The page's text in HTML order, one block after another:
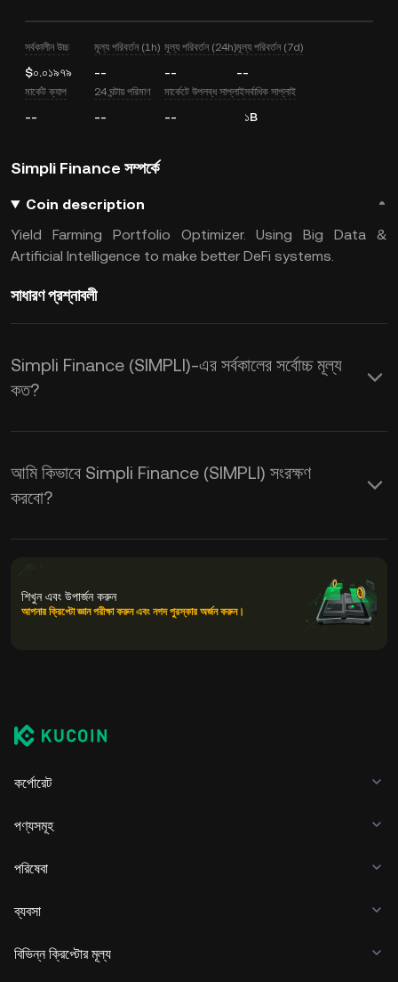
সর্বকালীন উচ্চ
$০.০১৯৭৯
মূল্য পরিবর্তন (1h)
--
মূল্য পরিবর্তন (24h)
--
মূল্য পরিবর্তন (7d)
--
মার্কেট ক্যাপ
--
24 ঘন্টায় পরিমাণ
--
মার্কেটে উপলব্ধ সাপ্লাই
--
সর্বাধিক সাপ্লাই
১B
Simpli Finance সম্পর্কে
Coin description
Yield Farming Portfolio Optimizer. Using Big Data &
Artificial Intelligence to make better DeFi systems.
সাধারণ প্রশ্নাবলী
Simpli Finance (SIMPLI)-এর সর্বকালের সর্বোচ্চ মূল্য
কত?
আমি কিভাবে Simpli Finance (SIMPLI) সংরক্ষণ
করবো?
শিখুন এবং উপার্জন করুন
আপনার ক্রিপ্টো জ্ঞান পরীক্ষা করুন এবং নগদ পুরস্কার অর্জন করুন।
কর্পোরেট
পণ্যসমূহ
পরিষেবা
ব্যবসা
বিভিন্ন ক্রিপ্টোর মূল্য